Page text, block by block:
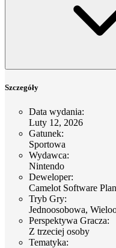
Szczegóły
Data wydania:
Luty 12, 2026
Gatunek:
Sportowa
Wydawca:
Nintendo
Deweloper:
Camelot Software
Tryb Gry:
Jednoosobowa,
Perspektywa Gracza:
Z trzeciej osoby
Tematyka: